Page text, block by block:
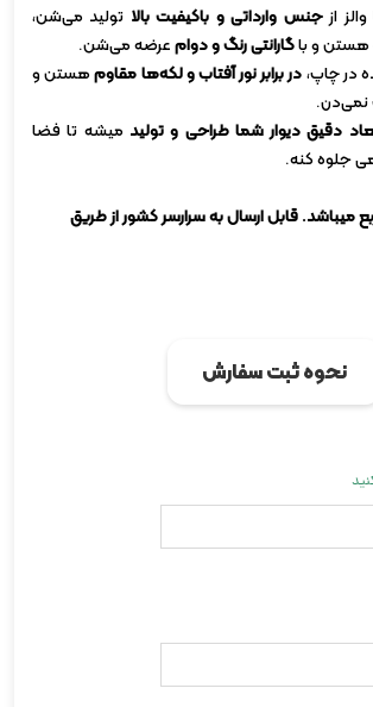
ازجنس وارداتی و باکیفیت بالا تولید می‌شن،
هستن و باگارانتی رنگ و دوامعرضه می‌شن.
در چاپ،در برابر نور آفتاب و لکه‌ها مقاومهستن و
نمی‌دن.
دقیق دیوار شما طراحی و تولید میشه تا فضا
جلوه کنه.
میباشد. قابل ارسال به سرارسر کشور از طریق
نحوه ثبت سفارش